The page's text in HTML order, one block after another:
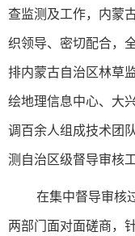
查监测及工作，内蒙
织领导、密切配合，
排内蒙古自治区林草
绘地理信息中心、大
调百余人组成技术团
测自治区级督导审核工
在集中督导审核
两部门面对面磋商，